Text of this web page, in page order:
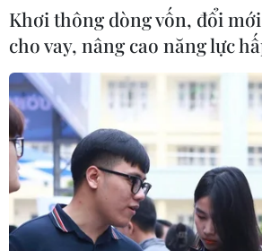
Khơi thông dòng vốn, đổi
cho vay, nâng cao năng lực